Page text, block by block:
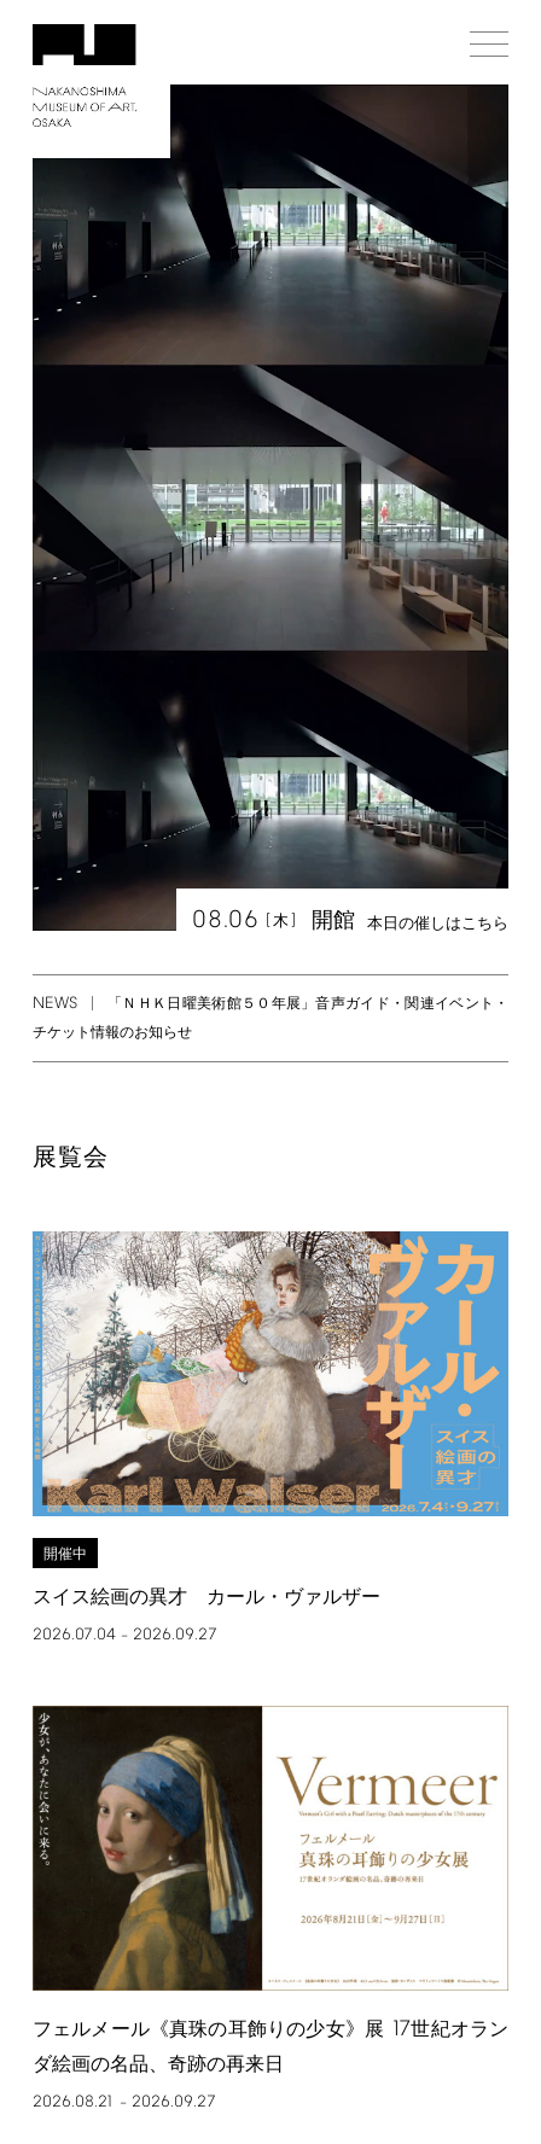
08.06 [木 ] 開館 本日の催しはこちら
NEWS
「ＮＨＫ日曜美術館５０年展」音声ガイド・関連イベント・
チケット情報のお知らせ
展覧会
開催中
スイス絵画の異才 カール・ヴァルザー
2026.07.04– 2026.09.27
フェルメール《真珠の耳飾りの少女》展 17世紀オラン
ダ絵画の名品、奇跡の再来日
2026.08.21 – 2026.09.27